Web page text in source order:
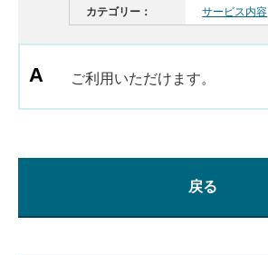
カテゴリー： サービス内容
ご利用いただけます。
戻る